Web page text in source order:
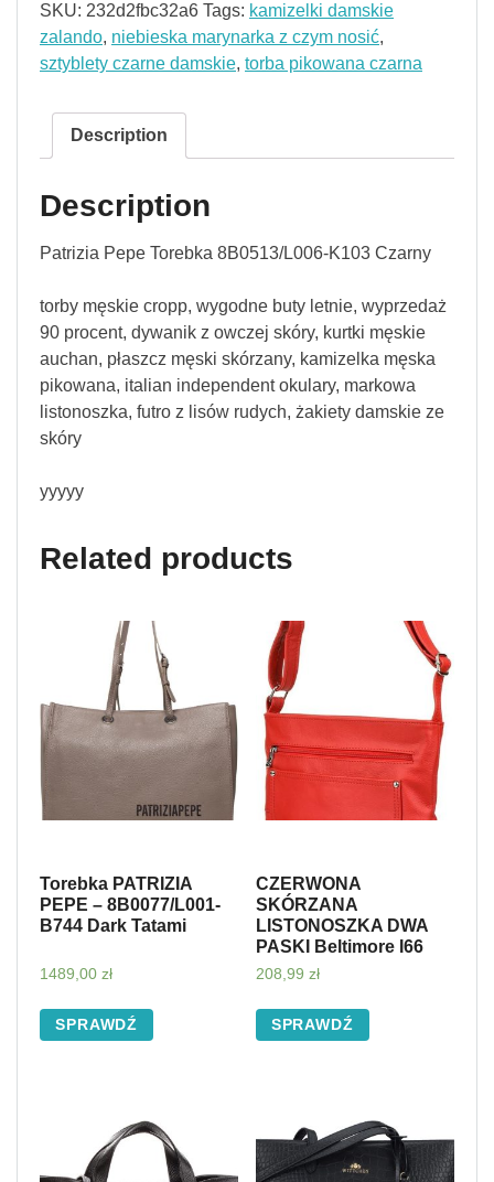
SKU: 232d2fbc32a6 Tags: kamizelki damskie
zalando, niebieska marynarka z czym nosić,
sztyblety czarne damskie, torba pikowana czarna
Description
Description
Patrizia Pepe Torebka 8B0513/L006-K103 Czarny
torby męskie cropp, wygodne buty letnie, wyprzedaż
90 procent, dywanik z owczej skóry, kurtki męskie
auchan, płaszcz męski skórzany, kamizelka męska
pikowana, italian independent okulary, markowa
listonoszka, futro z lisów rudych, żakiety damskie ze
skóry
yyyyy
Related products
Torebka PATRIZIA
PEPE – 8B0077/L001-
B744 Dark Tatami
1489,00 zł
SPRAWDŹ
CZERWONA
SKÓRZANA
LISTONOSZKA DWA
PASKI Beltimore I66
208,99 zł
SPRAWDŹ